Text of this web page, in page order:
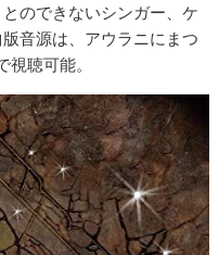
のできないシンガー、ケ
音源は、アウラニにまつ
聴可能。